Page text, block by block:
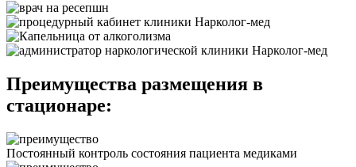
Преимущества размещения в
стационаре:
Постоянный контроль состояния пациента медиками